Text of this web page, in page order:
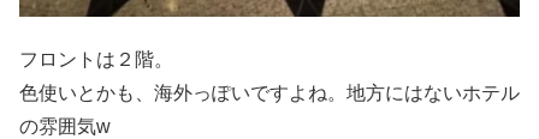
フロントは２階。
色使いとかも、海外っぽいですよね。地方にはないホテル
の雰囲気w